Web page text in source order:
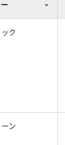
ク
ン